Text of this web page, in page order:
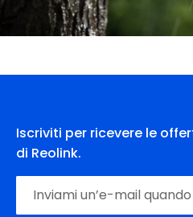
Iscriviti per ricevere le
di Reolink.